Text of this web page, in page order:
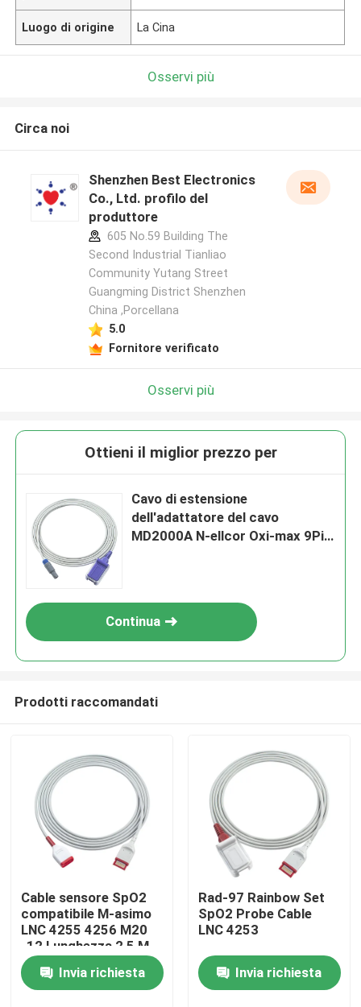
Casa
Prodotti
Luogo di origine La Cina
Osservi più
Circa noi
Shenzhen Best Electronics
Co., Ltd. profilo del
produttore
605 No.59 Building The
Second Industrial Tianliao
Community Yutang Street
Guangming District Shenzhen
China ,Porcellana
5.0
Fornitore verificato
Osservi più
Ottieni il miglior prezzo per
Cavo di estensione
dell'adattatore del cavo
MD2000A N-ellcor Oxi-max 9Pin
Continua
Prodotti raccomandati
Cable sensore SpO2
compatibile M-asimo
LNC 4255 4256 M20
-12 Lunghezza 2,5 M
Invia richiesta
Rad-97 Rainbow Set
SpO2 Probe Cable
LNC 4253
Invia richiesta